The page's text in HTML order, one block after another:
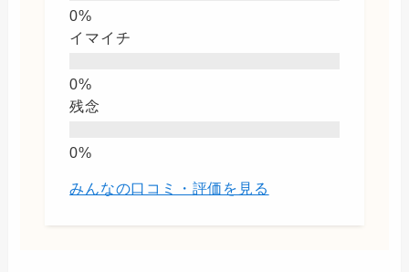
イマイチ
残念
みんなの口コミ・評価を見る